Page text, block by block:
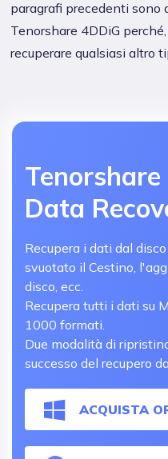
paragrafi precedenti sono
Tenorshare 4DDiG
recuperare qualsiasi altro
Data
Recupera i dati dal
svuotato il Cestino,
disco, ecc.
Recupera tutti i dati su
1000 formati.
Due modalità di
successo del recupero
ACQUISTA